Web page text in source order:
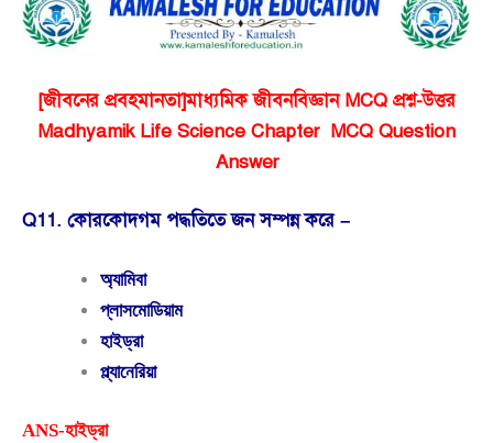
[জীবনের প্রবহমানতা]মাধ্যমিক জীবনবিজ্ঞান MCQ প্রশ্ন-উত্তর
Madhyamik Life Science Chapter MCQ Question
Answer
Q11. কোরকোদগম পদ্ধতিতে জন সম্পন্ন করে –
অ্যামিবা
প্লাসমোডিয়াম
হাইড্রা
প্ল্যানেরিয়া
ANS-হাইড্রা